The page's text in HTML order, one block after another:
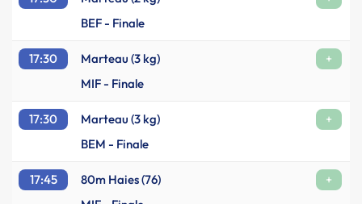
BEF - Finale
17:30 Marteau (3 kg)
+
MIF - Finale
17:30 Marteau (3 kg)
+
BEM - Finale
17:45 80m Haies (76)
+